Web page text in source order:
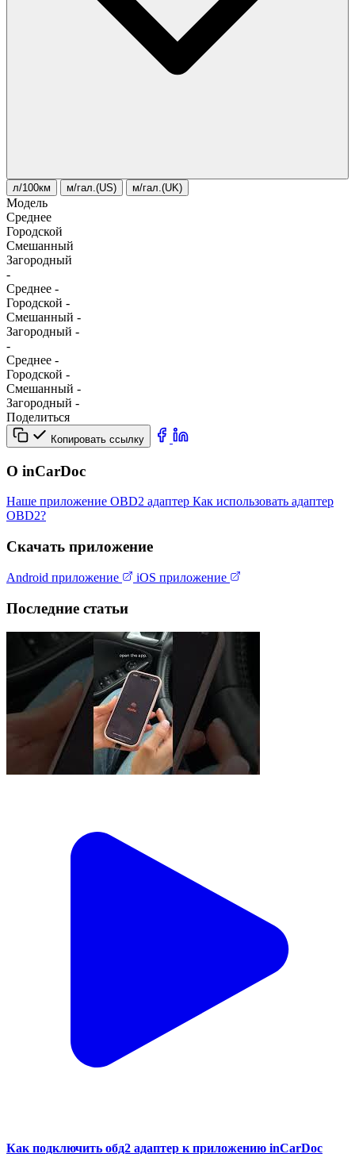
л/100км м/гал.(US) м/гал.(UK)
Модель
Среднее
Городской
Смешанный
Загородный
-
Среднее -
Городской -
Смешанный -
Загородный -
-
Среднее -
Городской -
Смешанный -
Загородный -
Поделиться
Копировать ссылку
О inCarDoc
Наше приложение OBD2 адаптер Как использовать адаптер
OBD2?
Скачать приложение
Android приложение iOS приложение
Последние статьи
Как подключить обд2 адаптер к приложению inCarDoc